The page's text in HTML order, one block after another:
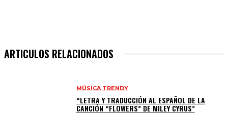
ARTICULOS RELACIONADOS
MÚSICA TRENDY
“LETRA Y TRADUCCIÓN AL ESPAÑOL DE LA
CANCIÓN “FLOWERS” DE MILEY CYRUS”